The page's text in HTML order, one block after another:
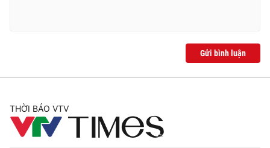
Gửi bình luận
THỜI BÁO VTV